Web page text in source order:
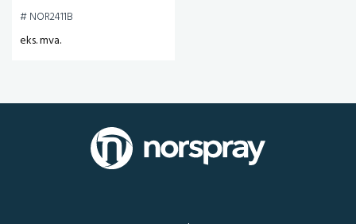
# NOR2411B
eks. mva.